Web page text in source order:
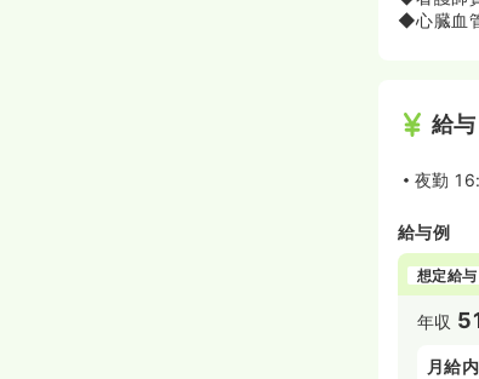
◆心臓血
給与
夜勤
給与例
想定給与
年収
月給